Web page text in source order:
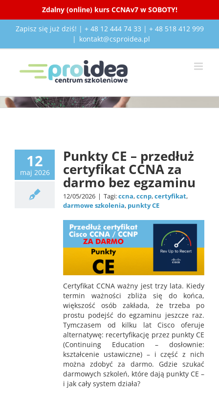
Zdalny (online) kurs CCNAv7 w SOBOTY!
Zapisz się już dziś! | + 48 12 444 74 33 | + 48 518 412 999
| kontakt@csproidea.pl
12
maj 2026
Punkty CE – przedłuż
certyfikat CCNA za
darmo bez egzaminu
12/05/2026 | Tagi:ccna,ccnp,certyfikat,
darmowe szkolenia, punkty CE
Certyfikat CCNA ważny jest trzy lata. Kiedy
termin ważności zbliża się do końca,
większość osób zakłada, że trzeba po
prostu podejść do egzaminu jeszcze raz.
Tymczasem od kilku lat Cisco oferuje
alternatywę: recertyfikację przez punkty CE
(Continuing Education – dosłownie:
kształcenie ustawiczne) – i część z nich
można zdobyć za darmo. Gdzie szukać
darmowych szkoleń, które dają punkty CE –
i jak cały system działa?